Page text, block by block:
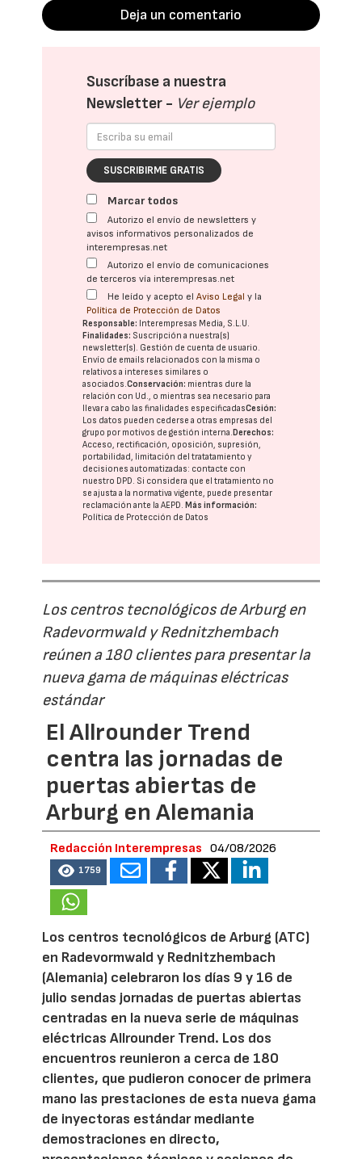
Deja un comentario
Suscríbase a nuestra
Newsletter - Ver ejemplo
SUSCRIBIRME GRATIS
Marcar todos
Autorizo el envío de newsletters y
avisos informativos personalizados de
interempresas.net
Autorizo el envío de comunicaciones
de terceros vía interempresas.net
He leído y acepto elAviso Legal y la
Política de Protección de Datos
Responsable: Interempresas Media, S.L.U.
Finalidades: Suscripción a nuestra(s)
newsletter(s). Gestión de cuenta de usuario.
Envío de emails relacionados con la misma o
relativos a intereses similares o
asociados.Conservación: mientras dure la
relación con Ud., o mientras sea necesario para
llevar a cabo las finalidades especificadasCesión:
Los datos pueden cederse a otras empresas del
grupo por motivos de gestión interna. Derechos:
Acceso, rectificación, oposición, supresión,
portabilidad, limitación del tratatamiento y
decisiones automatizadas: contacte con
nuestro DPD. Si considera que el tratamiento no
se ajusta a la normativa vigente, puede presentar
reclamación ante laAEPD. Más información:
Política de Protección de Datos
Los centros tecnológicos de Arburg en
Radevormwald y Rednitzhembach
reúnen a 180 clientes para presentar la
nueva gama de máquinas eléctricas
estándar
El Allrounder Trend
centra las jornadas de
puertas abiertas de
Arburg en Alemania
Redacción Interempresas 04/08/2026
1759
Los centros tecnológicos de Arburg (ATC)
en Radevormwald y Rednitzhembach
(Alemania) celebraron los días 9 y 16 de
julio sendas jornadas de puertas abiertas
centradas en la nueva serie de máquinas
eléctricas Allrounder Trend. Los dos
encuentros reunieron a cerca de 180
clientes, que pudieron conocer de primera
mano las prestaciones de esta nueva gama
de inyectoras estándar mediante
demostraciones en directo,